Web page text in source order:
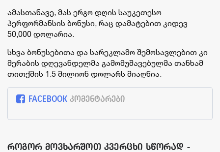
ამასთანავე, მას ერგო დღის საუკეთესო
პერფორმანსის ბონუსი, რაც დამატებით კიდევ
50,000 დოლარია.
სხვა ბონუსებითა და სარეკლამო შემოსავლებით კი
მერაბის დღევანდელმა გამომუშავებულმა თანხამ
თითქმის 1.5 მილიონ დოლარს მიაღწია.
FACEBOOK კომენტარები
როგორ მოვხარშოთ კვერცხი სწორად -